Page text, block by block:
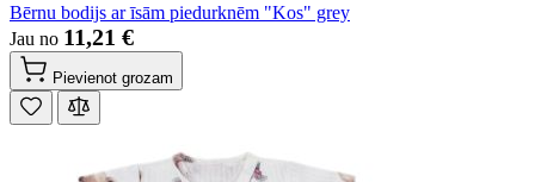
Bērnu bodijs ar īsām piedurknēm "Kos" grey
Jau no 11,21 €
Pievienot grozam